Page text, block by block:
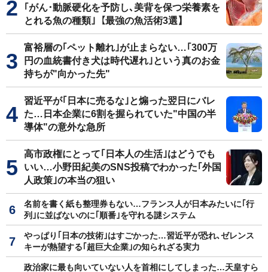
｢がん･動脈硬化を予防し､美背を保つ栄養素を
とれる魚の種類｣【最強の魚活術3選】
富裕層の｢ペット離れ｣が止まらない…｢300万
円の血統書付き犬は時代遅れ｣という真のお金
持ちが"向かった先"
習近平が｢日本に売るな｣と煽った翌日にバレ
た…日本企業に6割を握られていた"中国の半
導体"の意外な急所
高市政権にとって｢日本人の生活｣はどうでも
いい…小野田紀美のSNS投稿でわかった｢外国
人政策｣の本当の狙い
名前を書く紙も整理券もない…フランス人が日本みたいに｢行
列｣に並ばないのに｢順番｣を守れる謎システム
やっぱり｢日本の技術｣はすごかった…習近平が恐れ､ゼレンス
キーが熱望する｢超巨大企業｣の知られざる実力
政治家に最も向いていない人を首相にしてしまった…天皇すら